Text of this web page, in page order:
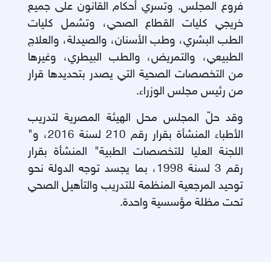
فروع المجلس. وتسري أحكام القانون على جميع
خريجي كليات القطاع الصحي، وتشمل كليات
الطب البشري، وطب الأسنان، والصيدلة، والعلاج
الطبيعي، والتمريض، والطب البيطري، وغيرها
من التخصصات الصحية التي يصدر بتحديدها قرار
من رئيس مجلس الوزراء.
وقد حلّ المجلس محل الهيئة المصرية لتدريب
الأطباء المنشأة بقرار رقم 210 لسنة 2016، و"
اللجنة العليا للتخصصات الطبية" المنشأة بقرار
رقم 3 لسنة 1998، بما يجسد توجه الدولة نحو
توحيد المرجعية المنظمة للتدريب والتأهيل الصحي
تحت مظلة مؤسسية واحدة.